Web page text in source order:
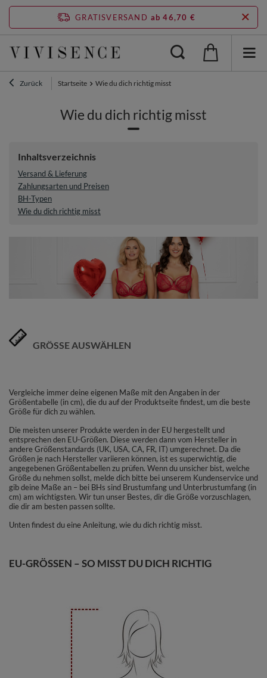
GRATISVERSAND ab 46,70 €
Zurück Startseite Wie du dich richtig misst
Wie du dich richtig misst
Inhaltsverzeichnis
Versand & Lieferung
Zahlungsarten und Preisen
BH-Typen
Wie du dich richtig misst
GRÖSSE AUSWÄHLEN
Vergleiche immer deine eigenen Maße mit den Angaben in der
Größentabelle (in cm), die du auf der Produktseite findest, um die beste
Größe für dich zu wählen.
Die meisten unserer Produkte werden in der EU hergestellt und
entsprechen den EU-Größen. Diese werden dann vom Hersteller in
andere Größenstandards (UK, USA, CA, FR, IT) umgerechnet. Da die
Größen je nach Hersteller variieren können, ist es superwichtig, die
angegebenen Größentabellen zu prüfen. Wenn du unsicher bist, welche
Größe du nehmen sollst, melde dich bitte bei unserem Kundenservice und
gib deine Maße an – bei BHs sind Brustumfang und Unterbrustumfang (in
cm) am wichtigsten. Wir tun unser Bestes, dir die Größe vorzuschlagen,
die dir am besten passen sollte.
Unten findest du eine Anleitung, wie du dich richtig misst.
EU-GRÖSSEN – SO MISST DU DICH RICHTIG